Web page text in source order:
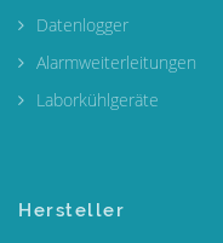
Datenlogger
Alarmweiterleitungen
Laborkühlgeräte
Hersteller